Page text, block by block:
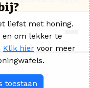
liefst met honing.
om lekker te
Klik hier voor meer
toestaan